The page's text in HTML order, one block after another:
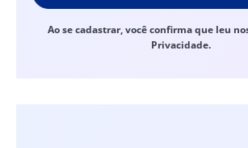
Ao se cadastrar, você confirma que leu
Privacidade.